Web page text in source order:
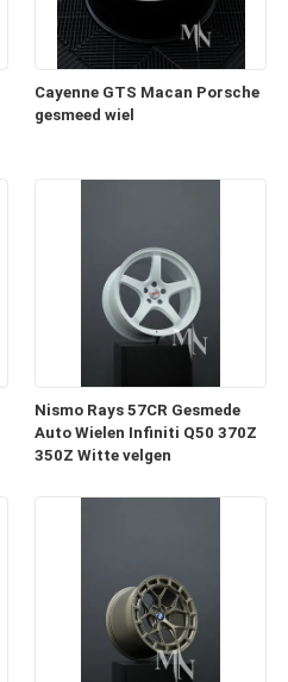
Cayenne GTS Macan Porsche
gesmeed wiel
Nismo Rays 57CR Gesmede
Auto Wielen Infiniti Q50 370Z
350Z Witte velgen